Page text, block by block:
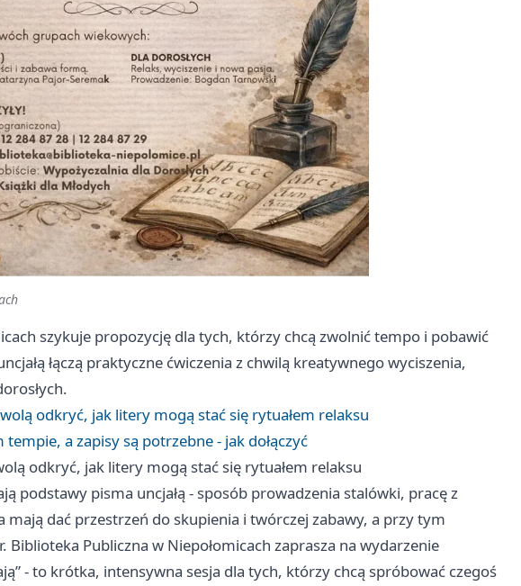
szykuje propozycję dla tych, którzy chcą zwolnić tempo i pobawić
łączą praktyczne ćwiczenia z chwilą kreatywnego wyciszenia,
odkryć, jak litery mogą stać się rytuałem relaksu
a zapisy są potrzebne - jak dołączyć
odkryć, jak litery mogą stać się rytuałem relaksu
podstawy pisma uncjałą - sposób prowadzenia stalówki, pracę z
mają dać przestrzeń do skupienia i twórczej zabawy, a przy tym
Publiczna w Niepołomicach zaprasza na wydarzenie
- to krótka, intensywna sesja dla tych, którzy chcą spróbować czegoś